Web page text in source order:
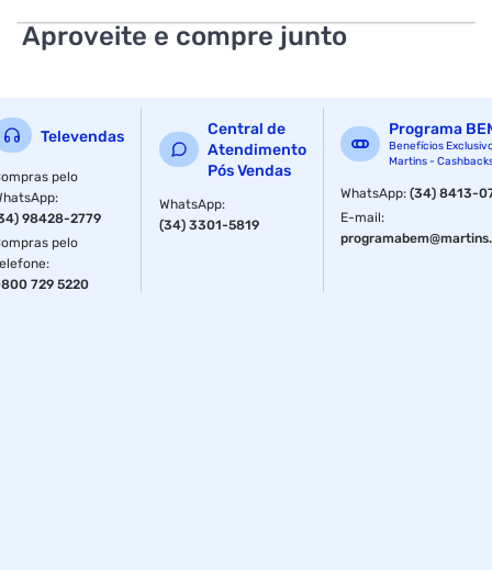
Aproveite e compre junto
Televendas
pelo
:
98428-2779
pelo
:
729 5220
Central de
Atendimento
Pós Vendas
WhatsApp:
(34) 3301-5819
Programa
Benefícios
Martins -
WhatsApp:(34) 8413-
E-mail: